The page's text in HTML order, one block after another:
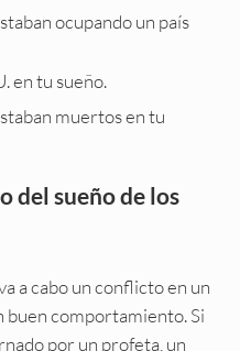
ocupando un país
en tu sueño.
muertos en tu
del sueño de los
a cabo un conflicto en un
buen comportamiento. Si
por un profeta, un